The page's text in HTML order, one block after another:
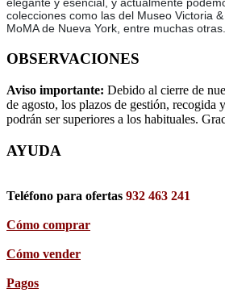
elegante y esencial, y actualmente
colecciones como las del Museo Victoria
MoMA de Nueva York, entre muchas otras.
OBSERVACIONES
Aviso importante: Debido al cierre de
de agosto, los plazos de gestión, recogida
podrán ser superiores a los habituales.
AYUDA
Teléfono para ofertas 932 463 241
Cómo comprar
Cómo vender
Pagos